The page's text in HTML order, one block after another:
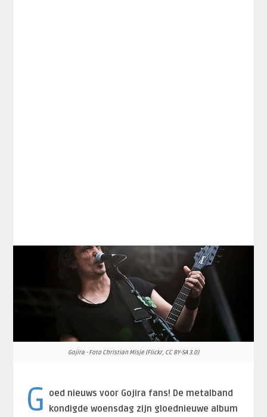
Gojira - Foto Christian Misje (Flickr, CC BY-SA 3.0)
G
oed nieuws voor Gojira fans! De metalband
kondigde woensdag zijn gloednieuwe album